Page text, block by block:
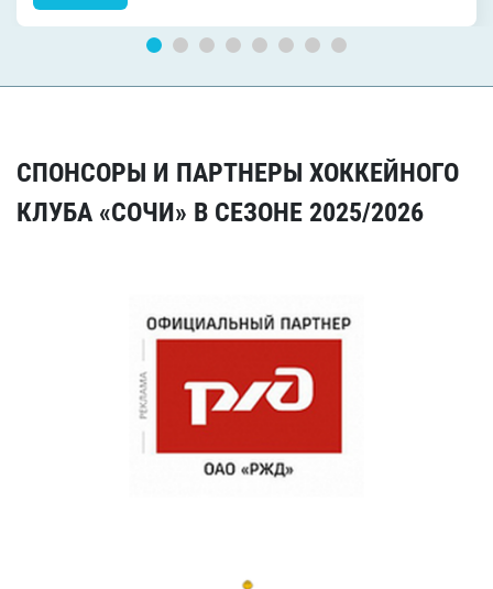
СПОНСОРЫ И ПАРТНЕРЫ ХОККЕЙНОГО
КЛУБА «СОЧИ» В СЕЗОНЕ 2025/2026